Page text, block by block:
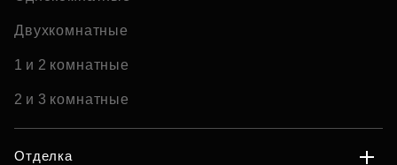
Двухкомнатные
1 и 2 комнатные
2 и 3 комнатные
Отделка